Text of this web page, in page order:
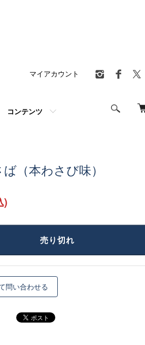
コンテンツ
マイアカウント
（本わさび味）
)
売り切れ
問い合わせる